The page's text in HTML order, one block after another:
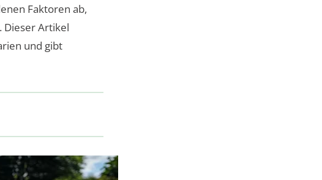
Faktoren ab,
Dieser Artikel
und gibt